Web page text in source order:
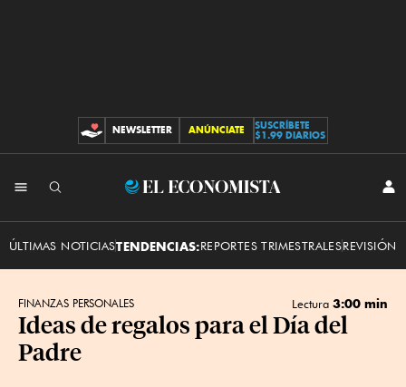
CONTRIBUCIONES
NEWSLETTER ANÚNCIATE
SUSCRÍBETE
$1.99 DIARIOS
El
ÚLTIMAS NOTICIASTENDENCIAS:REPORTES TRIMESTRALESREVISIÓN
FINANZAS PERSONALES Lectura 3:00 min
Ideas de regalos para el Día del
Padre